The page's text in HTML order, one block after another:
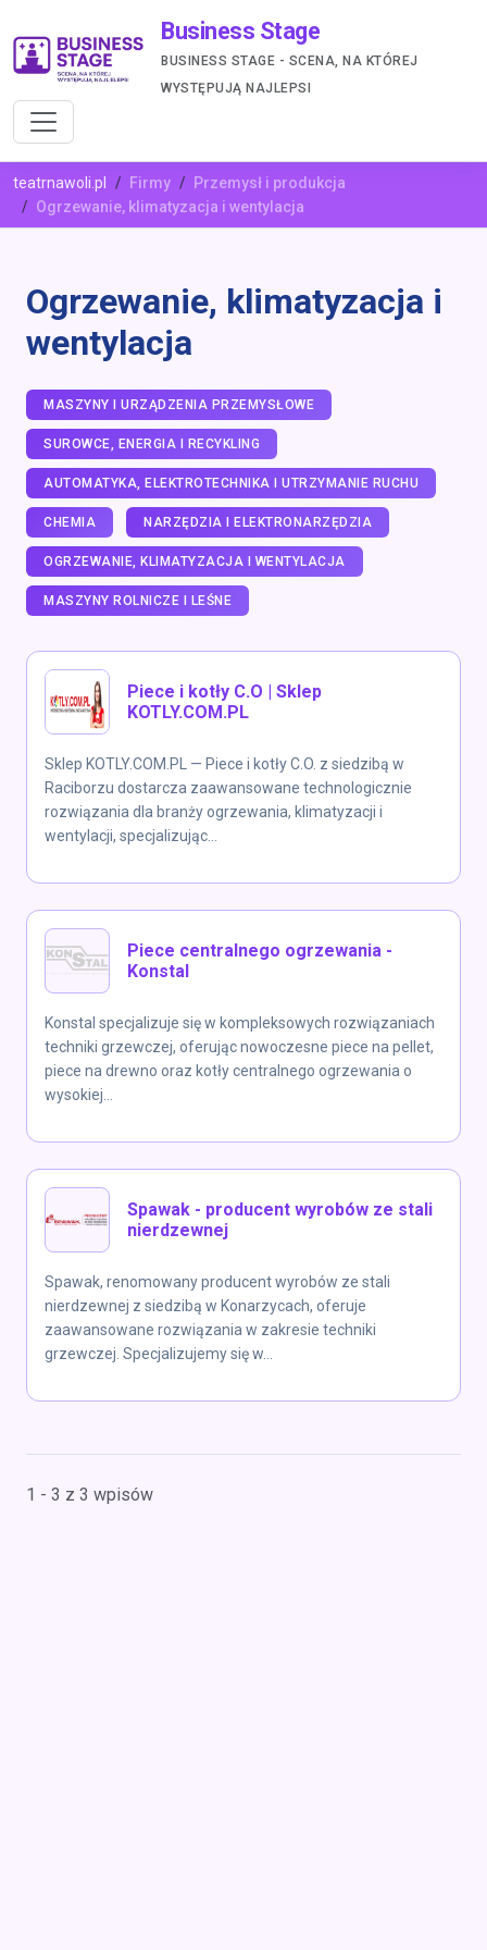
Business Stage
BUSINESS STAGE - SCENA, NA KTÓREJ
WYSTĘPUJĄ NAJLEPSI
teatrnawoli.pl Firmy
Przemysł i produkcja
Ogrzewanie, klimatyzacja i wentylacja
Ogrzewanie, klimatyzacja i
wentylacja
MASZYNY I URZĄDZENIA PRZEMYSŁOWE
SUROWCE, ENERGIA I RECYKLING
AUTOMATYKA, ELEKTROTECHNIKA I UTRZYMANIE RUCHU
CHEMIA NARZĘDZIA I ELEKTRONARZĘDZIA
OGRZEWANIE, KLIMATYZACJA I WENTYLACJA
MASZYNY ROLNICZE I LEŚNE
Piece i kotły C.O | Sklep
KOTLY.COM.PL
Sklep KOTLY.COM.PL — Piece i kotły C.O. z siedzibą w
Raciborzu dostarcza zaawansowane technologicznie
rozwiązania dla branży ogrzewania, klimatyzacji i
wentylacji, specjalizując...
Piece centralnego ogrzewania -
Konstal
Konstal specjalizuje się w kompleksowych rozwiązaniach
techniki grzewczej, oferując nowoczesne piece na pellet,
piece na drewno oraz kotły centralnego ogrzewania o
wysokiej...
Spawak - producent wyrobów ze stali
nierdzewnej
Spawak, renomowany producent wyrobów ze stali
nierdzewnej z siedzibą w Konarzycach, oferuje
zaawansowane rozwiązania w zakresie techniki
grzewczej. Specjalizujemy się w...
1 - 3 z 3 wpisów